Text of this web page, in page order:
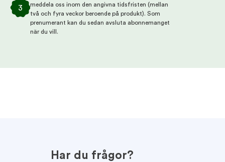
3
meddela oss inom den angivna tidsfristen (mellan
två och fyra veckor beroende på produkt). Som
prenumerant kan du sedan avsluta abonnemanget
när du vill.
Har du frågor?